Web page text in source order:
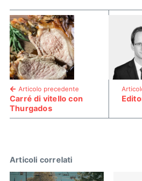
Articolo precedente
Carré di vitello con
Thurgados
Articoli correlati